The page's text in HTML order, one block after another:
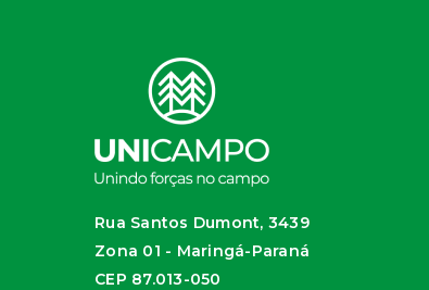
Rua Santos Dumont, 3439
Zona 01 - Maringá-Paraná
CEP 87.013-050